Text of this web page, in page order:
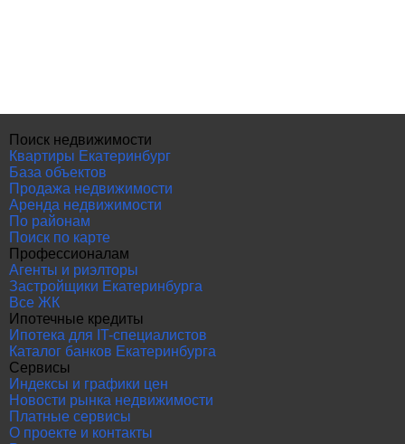
Поиск недвижимости
Квартиры Екатеринбург
База объектов
Продажа недвижимости
Аренда недвижимости
По районам
Поиск по карте
Профессионалам
Агенты и риэлторы
Застройщики Екатеринбурга
Все ЖК
Ипотечные кредиты
Ипотека для IT-специалистов
Каталог банков Екатеринбурга
Сервисы
Индексы и графики цен
Новости рынка недвижимости
Платные сервисы
О проекте и контакты